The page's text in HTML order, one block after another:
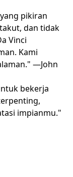
pikiran
dan tidak
Vinci
Kami
—John
bekerja
impianmu."